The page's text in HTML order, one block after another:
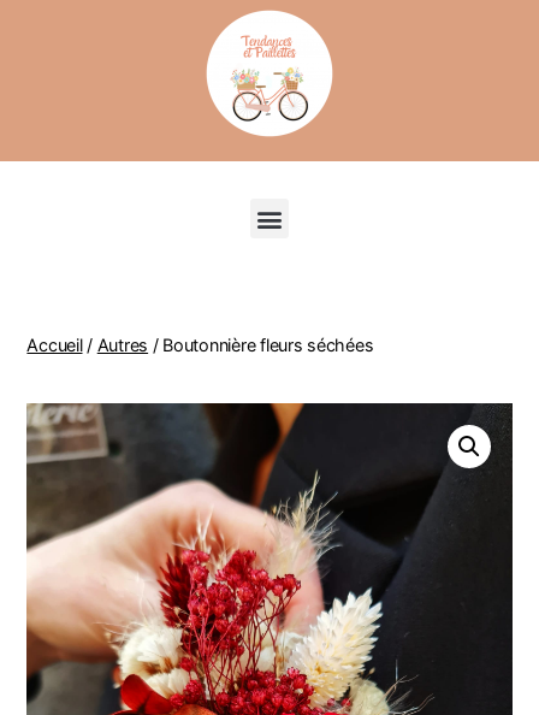
Accueil/ Autres / Boutonnière fleurs séchées